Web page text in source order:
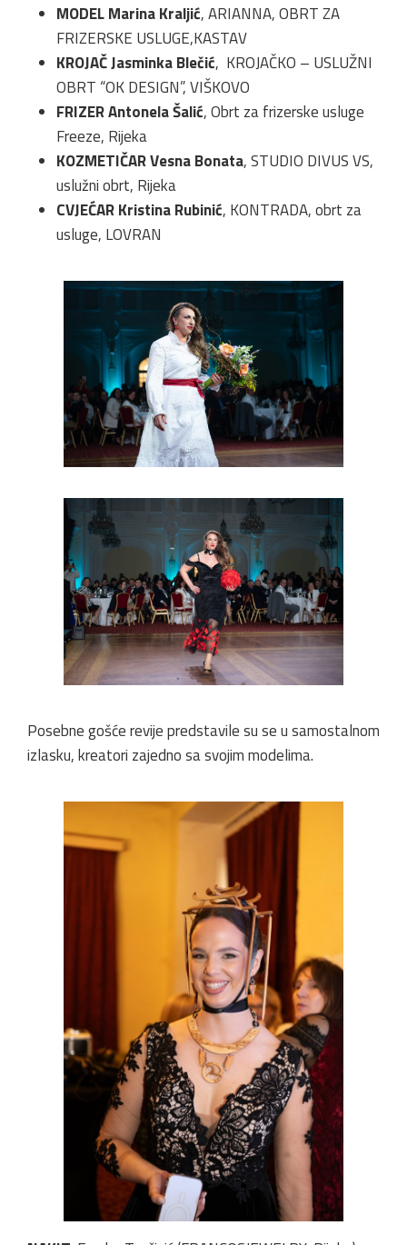
MODEL Marina Kraljić, ARIANNA, OBRT ZA
FRIZERSKE USLUGE,KASTAV
KROJAČ Jasminka Blečić, KROJAČKO – USLUŽNI
OBRT “OK DESIGN”, VIŠKOVO
FRIZER Antonela Šalić, Obrt za frizerske usluge
Freeze, Rijeka
KOZMETIČAR Vesna Bonata, STUDIO DIVUS VS,
uslužni obrt, Rijeka
CVJEĆAR Kristina Rubinić, KONTRADA, obrt za
usluge, LOVRAN
Posebne gošće revije predstavile su se u samostalnom
izlasku, kreatori zajedno sa svojim modelima.